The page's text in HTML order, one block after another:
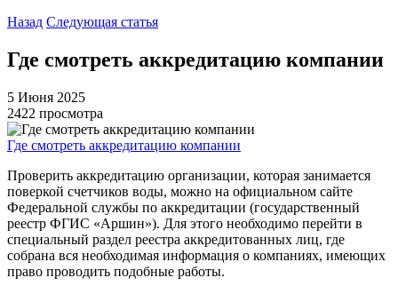
Назад Следующая статья
Где смотреть аккредитацию компании
5 Июня 2025
2422 просмотра
Где смотреть аккредитацию компании
Проверить аккредитацию организации, которая занимается
поверкой счетчиков воды, можно на официальном сайте
Федеральной службы по аккредитации (государственный
реестр ФГИС «Аршин»). Для этого необходимо перейти в
специальный раздел реестра аккредитованных лиц, где
собрана вся необходимая информация о компаниях, имеющих
право проводить подобные работы.